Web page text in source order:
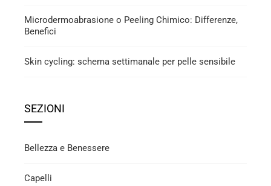
Microdermoabrasione o Peeling Chimico: Differenze,
Benefici
Skin cycling: schema settimanale per pelle sensibile
SEZIONI
Bellezza e Benessere
Capelli